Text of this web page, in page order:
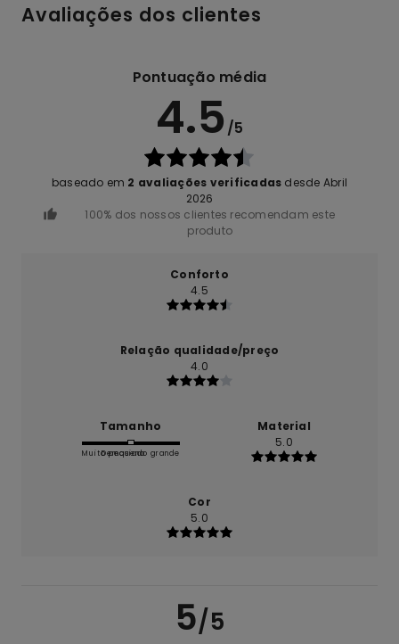
Avaliações dos clientes
Pontuação média
4.5 /5
baseado em 2 avaliações verificadas desde Abril
2026
100% dos nossos clientes recomendam este
produto
Conforto
4.5
Relação qualidade/preço
4.0
Tamanho
Muito pequeno
Demasiado grande
Material
5.0
Cor
5.0
5/5